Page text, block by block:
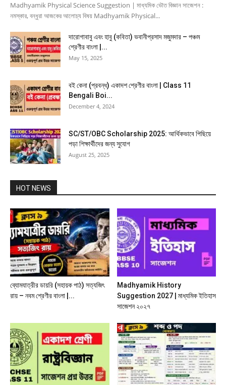
Madhyamik Physical Science Suggestion | মাধ্যমিক ভৌত বিজ্ঞান সাজেশন :
নমস্কার, বন্ধুরা আজকের আলোচ্য বিষয় Madhyamik Physical...
দারোগাবাবু এবং হাবু (কবিতা) ভবানীপ্রসাদ মজুমদার – পঞ্চম
শ্রেণীর বাংলা |...
May 15, 2025
বই কেনা (প্রবন্ধ) একাদশ শ্রেণীর বাংলা | Class 11
Bengali Boi...
December 4, 2024
SC/ST/OBC Scholarship 2025: আর্থিকভাবে পিছিয়ে
পড়া শিক্ষার্থীদের জন্য সুযোগ
August 25, 2025
HOT NEWS
ব্যোমযাত্রীর ডায়রি (সহায়ক পাঠ) সত্যজিৎ
রায় – নবম শ্রেণীর বাংলা |...
Madhyamik History
Suggestion 2027 | মাধ্যমিক ইতিহাস
সাজেশন ২০২৭